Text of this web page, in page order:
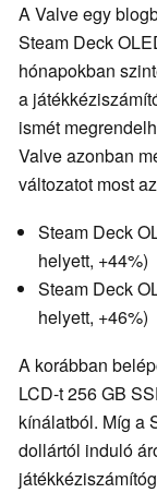
A Valve egy
Steam Deck
hónapokban
a
ismét
Valve azonban
változatot most
Steam Deck
helyett, +44%)
Steam Deck
helyett, +46%)
A korábban
LCD-t 256 GB
kínálatból. Míg a
dollártól induló